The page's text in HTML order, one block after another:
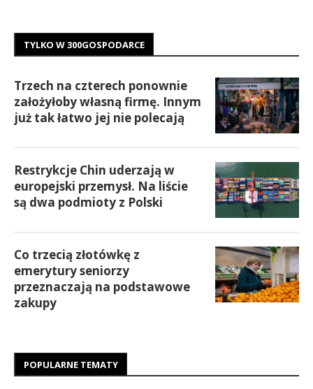
TYLKO W 300GOSPODARCE
Trzech na czterech ponownie
założyłoby własną firmę. Innym
już tak łatwo jej nie polecają
Restrykcje Chin uderzają w
europejski przemysł. Na liście
są dwa podmioty z Polski
Co trzecią złotówkę z
emerytury seniorzy
przeznaczają na podstawowe
zakupy
POPULARNE TEMATY